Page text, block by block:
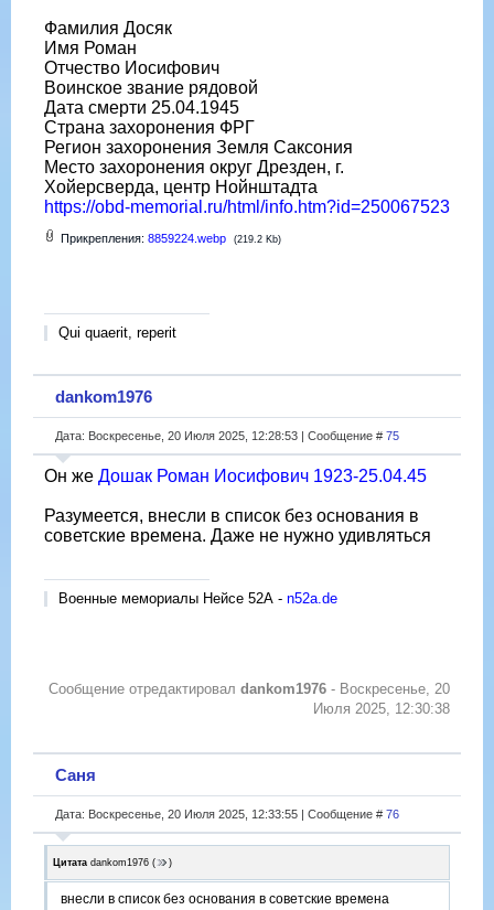
Фамилия Досяк
Имя Роман
Отчество Иосифович
Воинское звание рядовой
Дата смерти 25.04.1945
Страна захоронения ФРГ
Регион захоронения Земля Саксония
Место захоронения округ Дрезден, г.
Хойерсверда, центр Нойнштадта
https://obd-memorial.ru/html/info.htm?id=250067523
Прикрепления: 8859224.webp (219.2 Kb)
Qui quaerit, reperit
dankom1976
Дата: Воскресенье, 20 Июля 2025, 12:28:53 | Сообщение # 75
Он же Дошак Роман Иосифович 1923-25.04.45
Разумеется, внесли в список без основания в
советские времена. Даже не нужно удивляться
Военные мемориалы Нейсе 52А - n52a.de
Сообщение отредактировал dankom1976 - Воскресенье, 20
Июля 2025, 12:30:38
Саня
Дата: Воскресенье, 20 Июля 2025, 12:33:55 | Сообщение # 76
Цитата dankom1976 ( )
внесли в список без основания в советские времена